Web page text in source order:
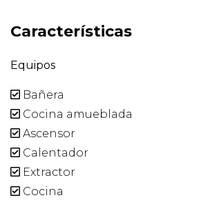
Características
Equipos
Bañera
Cocina amueblada
Ascensor
Calentador
Extractor
Cocina